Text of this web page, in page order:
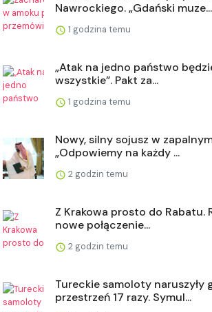
Nawrockiego. „Gdański muze...
1 godzina temu
„Atak na jedno państwo
wszystkie”. Pakt za...
1 godzina temu
Nowy, silny sojusz w
„Odpowiemy na każdy ...
2 godzin temu
Z Krakowa prosto do Rabatu.
nowe połączenie...
2 godzin temu
Tureckie samoloty naruszyły
przestrzeń 17 razy. Symul...